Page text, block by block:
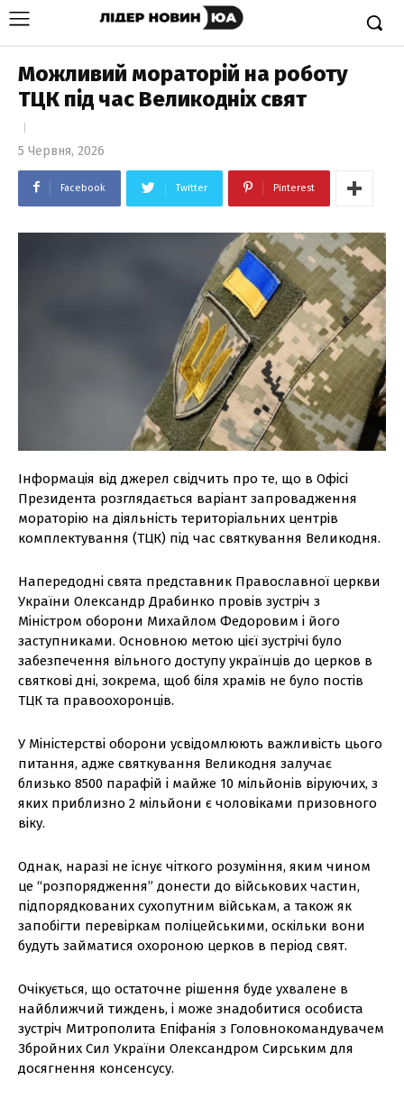
Можливий мораторій на роботу
ТЦК під час Великодніх свят
5 Червня, 2026
Facebook Twitter Pinterest
Інформація від джерел свідчить про те, що в Офісі
Президента розглядається варіант запровадження
мораторію на діяльність територіальних центрів
комплектування (ТЦК) під час святкування Великодня.
Напередодні свята представник Православної церкви
України Олександр Драбинко провів зустріч з
Міністром оборони Михайлом Федоровим і його
заступниками. Основною метою цієї зустрічі було
забезпечення вільного доступу українців до церков в
святкові дні, зокрема, щоб біля храмів не було постів
ТЦК та правоохоронців.
У Міністерстві оборони усвідомлюють важливість цього
питання, адже святкування Великодня залучає
близько 8500 парафій і майже 10 мільйонів віруючих, з
яких приблизно 2 мільйони є чоловіками призовного
віку.
Однак, наразі не існує чіткого розуміння, яким чином
це “розпорядження” донести до військових частин,
підпорядкованих сухопутним військам, а також як
запобігти перевіркам поліцейськими, оскільки вони
будуть займатися охороною церков в період свят.
Очікується, що остаточне рішення буде ухвалене в
найближчий тиждень, і може знадобитися особиста
зустріч Митрополита Епіфанія з Головнокомандувачем
Збройних Сил України Олександром Сирським для
досягнення консенсусу.